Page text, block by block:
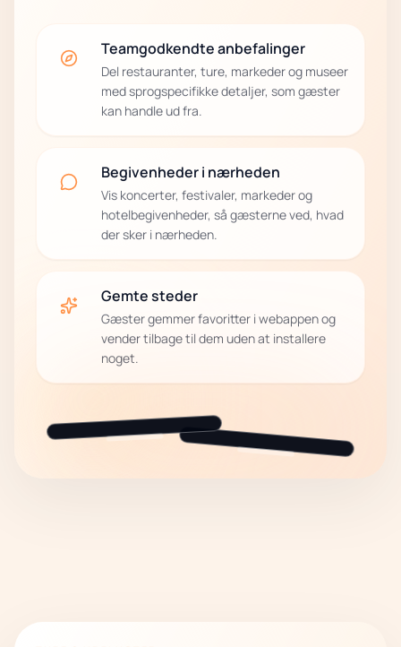
Teamgodkendte anbefalinger
Del restauranter, ture, markeder og museer
med sprogspecifikke detaljer, som gæster
kan handle ud fra.
Begivenheder i nærheden
Vis koncerter, festivaler, markeder og
hotelbegivenheder, så gæsterne ved, hvad
der sker i nærheden.
Gemte steder
Gæster gemmer favoritter i webappen og
vender tilbage til dem uden at installere
noget.